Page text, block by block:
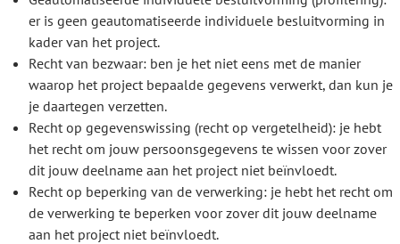
er is geen geautomatiseerde individuele besluitvorming in
kader van het project.
Recht van bezwaar: ben je het niet eens met de manier
waarop het project bepaalde gegevens verwerkt, dan kun je
je daartegen verzetten.
Recht op gegevenswissing (recht op vergetelheid): je hebt
het recht om jouw persoonsgegevens te wissen voor zover
dit jouw deelname aan het project niet beïnvloedt.
Recht op beperking van de verwerking: je hebt het recht om
de verwerking te beperken voor zover dit jouw deelname
aan het project niet beïnvloedt.